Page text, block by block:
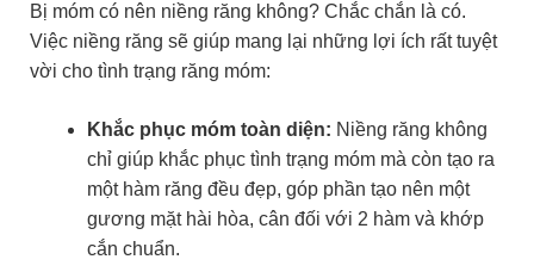
Bị móm có nên niềng răng không? Chắc chắn là có.
Việc niềng răng sẽ giúp mang lại những lợi ích rất tuyệt
vời cho tình trạng răng móm:
Khắc phục móm toàn diện: Niềng răng không
chỉ giúp khắc phục tình trạng móm mà còn tạo ra
một hàm răng đều đẹp, góp phần tạo nên một
gương mặt hài hòa, cân đối với 2 hàm và khớp
cắn chuẩn.